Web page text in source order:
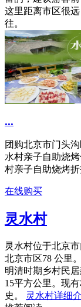
这里距离市区很
往。
...
团购北京市门头
水村亲子自助烧
村亲子自助烧烤
在线购买
灵水村
灵水村位于北京
北京市区78 公里
明清时期乡村民
15平方公里。现
史。
灵水村详细